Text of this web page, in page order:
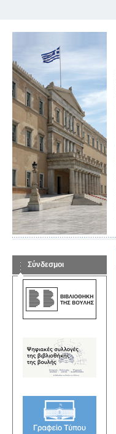
Σύνδεσμοι